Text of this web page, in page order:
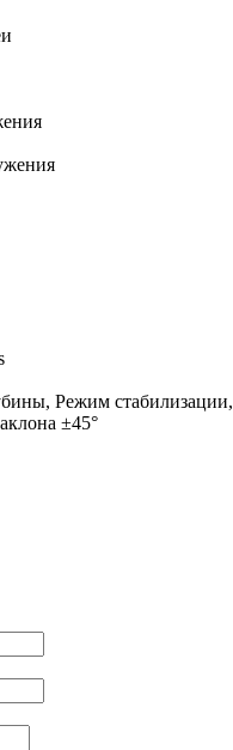
Режим стабилизации,
±45°